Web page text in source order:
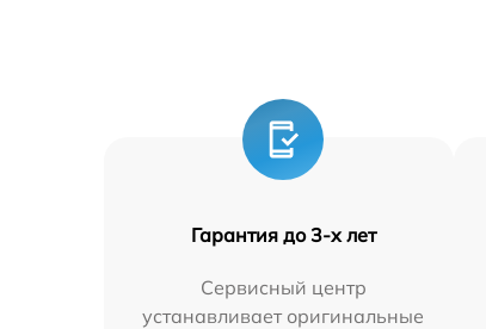
Гарантия до 3-х лет
Сервисный центр
устанавливает оригинальные